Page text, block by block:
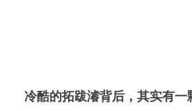
冷酷的拓跋濬背后，其实有